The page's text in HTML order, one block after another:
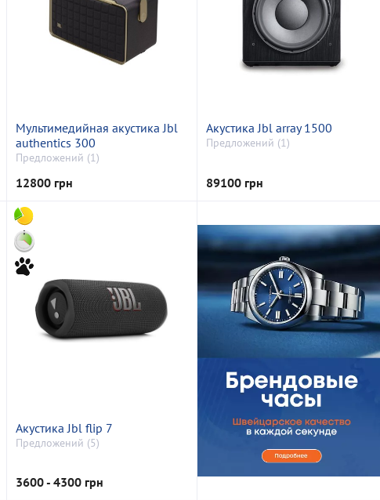
Мультимедийная акустика Jbl
authentics 300
Предложений (1)
12800 грн
Акустика Jbl array 1500
Предложений (1)
89100 грн
Акустика Jbl flip 7
Предложений (5)
3600 - 4300 грн